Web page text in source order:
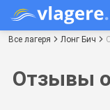
Все лагеря Лонг Бич
Отзывы о